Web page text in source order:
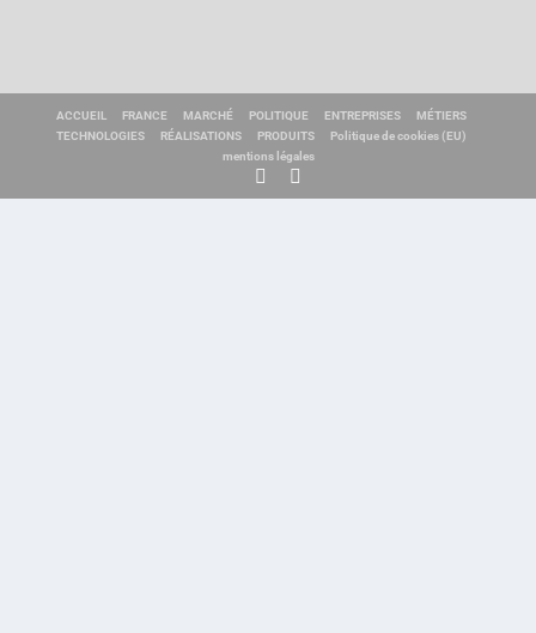
ACCUEIL FRANCE MARCHÉ POLITIQUE ENTREPRISES
MÉTIERS
TECHNOLOGIES
RÉALISATIONS PRODUITS
Politique de cookies (EU)
mentions légales